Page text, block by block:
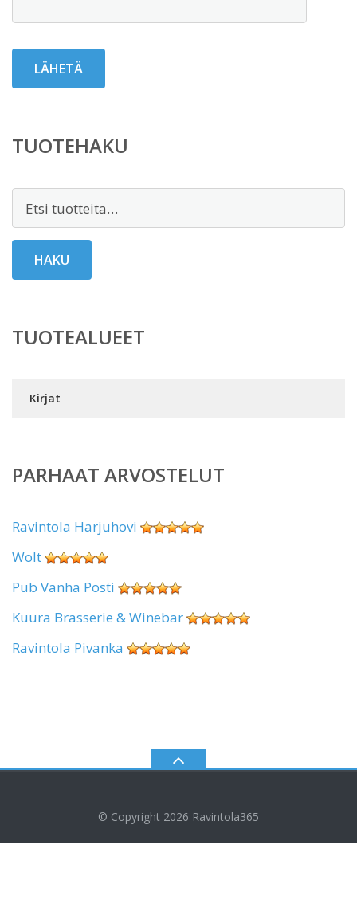
TUOTEHAKU
HAKU
TUOTEALUEET
Kirjat
PARHAAT ARVOSTELUT
Ravintola Harjuhovi
Wolt
Pub Vanha Posti
Kuura Brasserie & Winebar
Ravintola Pivanka
© Copyright 2026 Ravintola365